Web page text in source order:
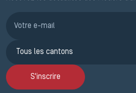
S'inscrire